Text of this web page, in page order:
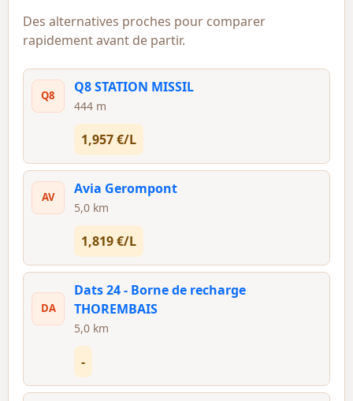
Des alternatives proches pour comparer
rapidement avant de partir.
Q8 Q8 STATION MISSIL
444 m
1,957 €/L
AV Avia Gerompont
5,0 km
1,819 €/L
DA
Dats 24 - Borne de recharge
THOREMBAIS
5,0 km
-